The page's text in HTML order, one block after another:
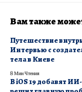
Вам также
Путешествие
Интервью с
тела в Киеве
8 Мин Чтения
В iOS 19 добавят